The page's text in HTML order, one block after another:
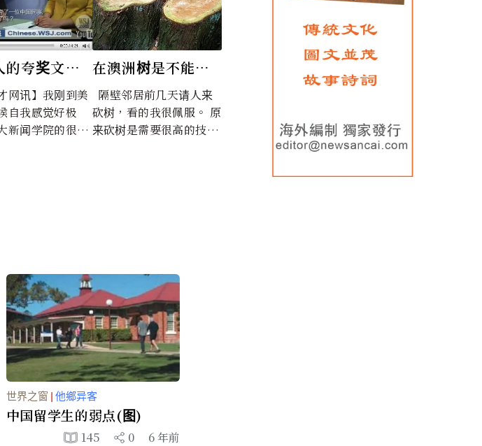
的夸奖文化
网讯】我刚到美
自我感觉好极
新闻学院的很多
在澳洲树是不能乱
砍的(图)
砍树，看的我很佩服。 原
来砍树是需要很高的技
世界之窗 |他鄉异客
中国留学生的弱点(图)
145 0 6 年前